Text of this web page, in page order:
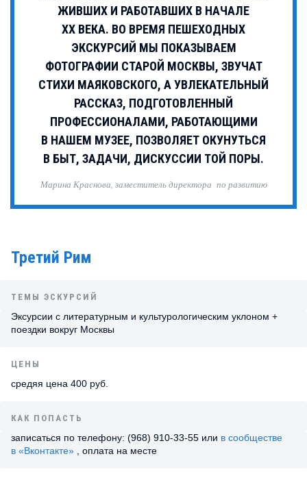
ЖИВШИХ И РАБОТАВШИХ В НАЧАЛЕ
XX ВЕКА. ВО ВРЕМЯ ПЕШЕХОДНЫХ
ЭКСКУРСИЙ МЫ ПОКАЗЫВАЕМ
ФОТОГРАФИИ СТАРОЙ МОСКВЫ, ЗВУЧАТ
СТИХИ МАЯКОВСКОГО, А УВЛЕКАТЕЛЬНЫЙ
РАССКАЗ, ПОДГОТОВЛЕННЫЙ
ПРОФЕССИОНАЛАМИ, РАБОТАЮЩИМИ
В НАШЕМ МУЗЕЕ, ПОЗВОЛЯЕТ ОКУНУТЬСЯ
В БЫТ, ЗАДАЧИ, ДИСКУССИИ ТОЙ ПОРЫ.
Марина Краснова, заместитель директора по развитию
Третий Рим
ТЕМЫ ЭСКУРСИЙ
Эксурсии с литературным и культурологическим уклоном +
поездки вокруг Москвы
ЦЕНЫ
средяя цена 400 руб.
КАК ПОПАСТЬ
записаться по телефону: (968) 910-33-55 или в сообществе
в «Вконтакте»
, оплата на месте